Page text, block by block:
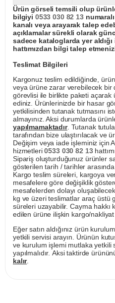
Ürün görseli temsili olup
bilgiyi 0533 030 82 13
kanalı veya arayarak talep
açıklamalar sürekli olarak
sadece kataloglarda yer
hattımızdan bilgi talep
Teslimat Bilgileri
Kargonuz teslim edildiğinde,
veya ürüne zarar verebilecek
görevlisi ile birlikte paketi
ediniz. Ürünlerinizde bir hasar
yetkilisinden tutanak tutmasını
almayınız. Aksi durumlarda
yapılmamaktadır. Tutanak
tarafından bize ulaştırılacak ve
Değişim veya iade işleminiz için
hizmetleri0533 030 82 13
Sipariş oluşturduğunuz ürünler
gösterilen tarih / tarihler
Kargo teslim süreleri, kargoya
mesafelere göre değişiklik
mesafelerden dolayı
kg ve üzeri teslimatlar araç üstü
süreleri uzayabilir. Cayma hakkı
edilen ürüne ilişkin kargo/
Eğer satın aldığınız ürün
yetkili servisi arayın. Ürünün
ve kurulum işlemi mutlaka yetkili
yapılmalıdır. Aksi taktirde
kalır.